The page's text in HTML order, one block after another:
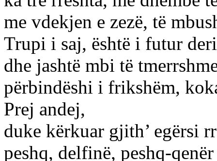
me vdekjen e zezë, të
Trupi i saj, është i futur
dhe jashtë mbi të
përbindëshi i frikshëm,
Prej andej,
duke kërkuar gjith’ egërsi
peshq, delfinë, peshq-